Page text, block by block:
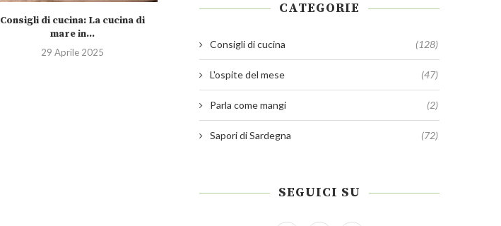
Consigli di cucina: La cucina di
mare in...
29 Aprile 2025 31 Marzo 2025 4 Marzo 2025
CATEGORIE
Consigli di cucina (128)
L'ospite del mese (47)
Parla come mangi (2)
Sapori di Sardegna (72)
SEGUICI SU